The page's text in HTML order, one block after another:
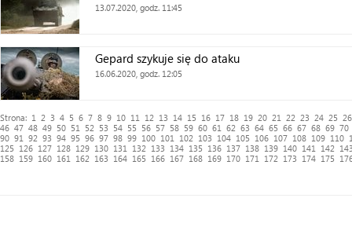
13.07.2020, godz. 11:45
Gepard szykuje się do ataku
16.06.2020, godz. 12:05
Strona: 1 2 3 4 5 6 7 8 9 10 11 12 13 14 15 16 17 18 19 20 21 22 23 24 25
26
46 47 48 49 50 51 52 53 54 55 56 57 58 59 60 61 62 63 64 65 66 67 68 69 70
90 91 92 93 94 95 96 97 98 99 100 101 102 103 104 105 106 107 108 109 110
125
126 127 128 129 130 131 132 133 134 135 136 137 138 139 140 141 142
158 159 160 161 162 163 164 165 166 167 168 169 170 171 172 173 174 175